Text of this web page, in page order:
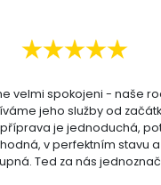
velmi spokojeni - naše
jeho služby od
je jednoduchá,
v perfektním stavu
Ted za nás